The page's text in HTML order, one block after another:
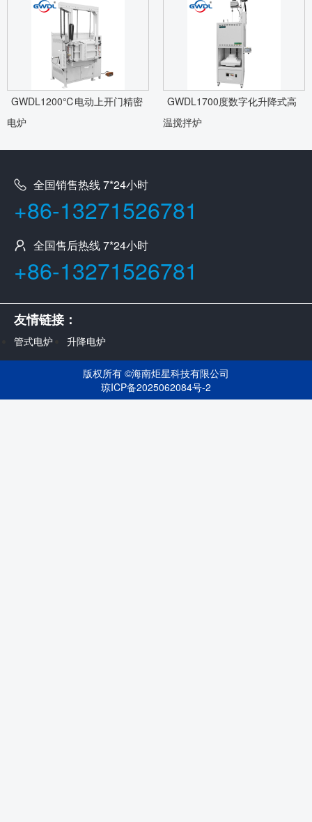
GWDL1200℃电动上开门精密
电炉
GWDL1700度数字化升降式高
温搅拌炉
全国销售热线 7*24小时
+86-13271526781
全国售后热线 7*24小时
+86-13271526781
友情链接：
管式电炉 升降电炉
版权所有 ©海南炬星科技有限公司
琼ICP备2025062084号-2